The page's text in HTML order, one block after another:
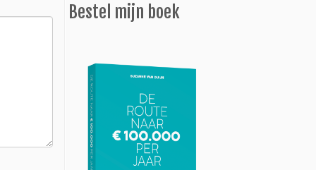
Bestel mijn boek